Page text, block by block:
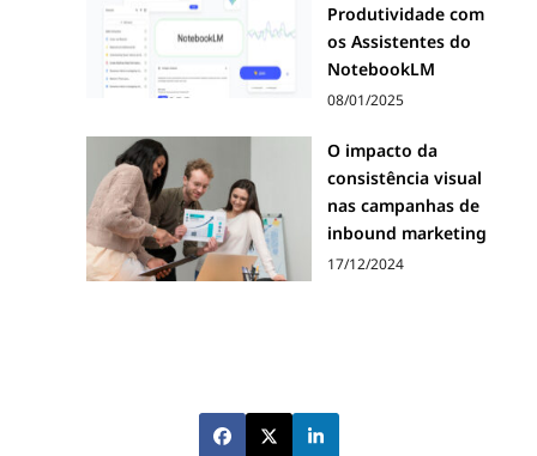
Produtividade com
os Assistentes do
NotebookLM
08/01/2025
O impacto da
consistência visual
nas campanhas de
inbound marketing
17/12/2024